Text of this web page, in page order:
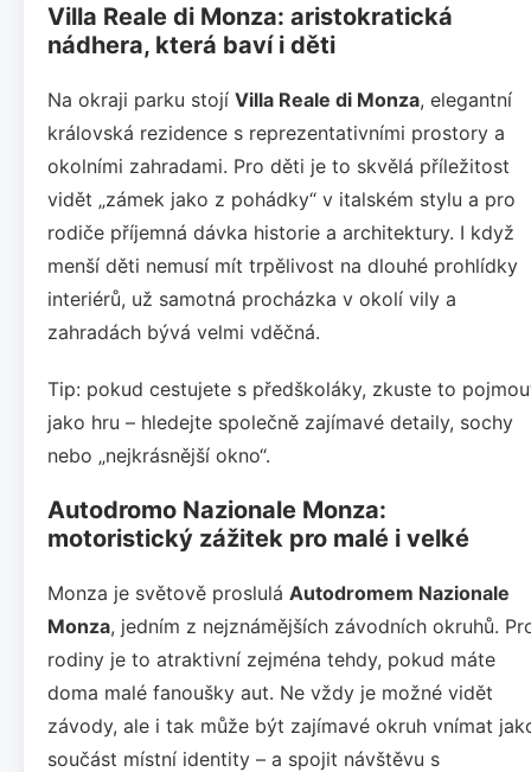
Villa Reale di Monza: aristokratická
nádhera, která baví i děti
Na okraji parku stojí Villa Reale di Monza, elegantní
královská rezidence s reprezentativními prostory a
okolními zahradami. Pro děti je to skvělá příležitost
vidět „zámek jako z pohádky“ v italském stylu a pro
rodiče příjemná dávka historie a architektury. I když
menší děti nemusí mít trpělivost na dlouhé prohlídky
interiérů, už samotná procházka v okolí vily a
zahradách bývá velmi vděčná.
Tip: pokud cestujete s předškoláky, zkuste to
jako hru – hledejte společně zajímavé detaily, sochy
nebo „nejkrásnější okno“.
Autodromo Nazionale Monza:
motoristický zážitek pro malé i velké
Monza je světově proslulá Autodromem Nazionale
Monza, jedním z nejznámějších závodních okruhů.
rodiny je to atraktivní zejména tehdy, pokud máte
doma malé fanoušky aut. Ne vždy je možné vidět
závody, ale i tak může být zajímavé okruh vnímat
součást místní identity – a spojit návštěvu s